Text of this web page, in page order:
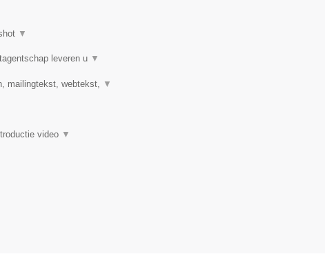
▼
leveren u ▼
mailingtekst, webtekst, ▼
video ▼